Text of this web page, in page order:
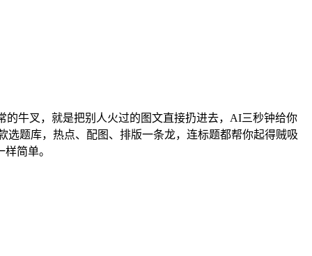
牛叉，就是把别人火过的图文直接扔进去，AI三秒钟给你
题库，热点、配图、排版一条龙，连标题都帮你起得贼吸
简单。